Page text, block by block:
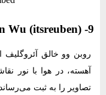
9- Reuben Wu (itsreuben)
روبن وو خالق
آهسته، در هوا با نور
تصاویر را به ثبت می‌رساند.